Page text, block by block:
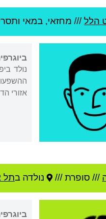
הלל/// מחזאי, במאי
נולד
אזורי
/// סופרת /// נולדה בתל